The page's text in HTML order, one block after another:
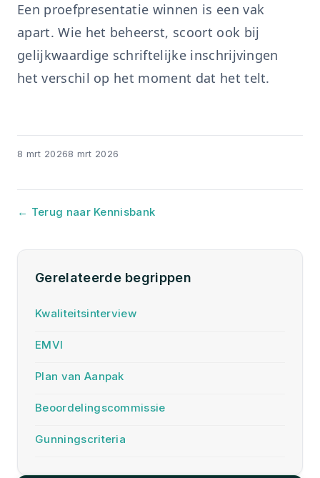
Een proefpresentatie winnen is een vak
apart. Wie het beheerst, scoort ook bij
gelijkwaardige schriftelijke inschrijvingen
het verschil op het moment dat het telt.
← Terug naar Kennisbank
8 mrt 20268 mrt 2026
Gerelateerde begrippen
Kwaliteitsinterview
EMVI
Plan van Aanpak
Beoordelingscommissie
Gunningscriteria